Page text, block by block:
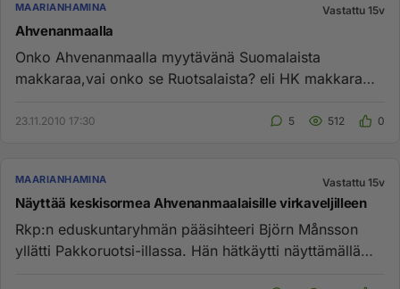
MAARIANHAMINA Vastattu 15v
Ahvenanmaalla
Onko Ahvenanmaalla myytävänä Suomalaista
makkaraa,vai onko se Ruotsalaista? eli HK makkara
23.11.2010 17:30 5 512 0
MAARIANHAMINA Vastattu 15v
Näyttää keskisormea Ahvenanmaalaisille virkaveljilleen
Rkp:n eduskuntaryhmän pääsihteeri Björn Månsson
yllätti Pakkoruotsi-illassa. Hän hätkäytti näyttämällä